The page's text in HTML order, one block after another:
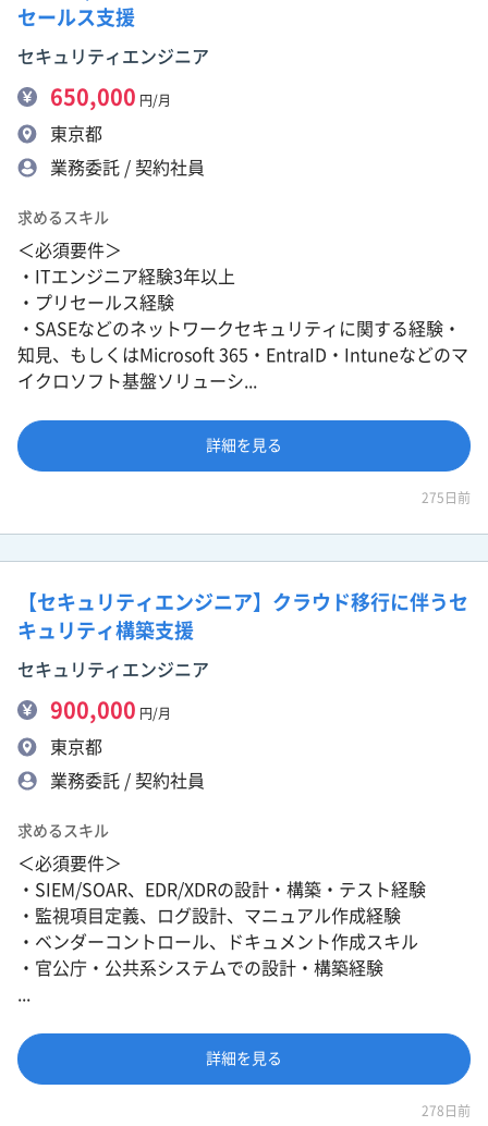
セールス支援
セキュリティエンジニア
650,000 円/月
東京都
業務委託 / 契約社員
求めるスキル
＜必須要件＞
・ITエンジニア経験3年以上
・プリセールス経験
・SASEなどのネットワークセキュリティに関する経験・
知見、もしくはMicrosoft 365・EntraID・Intuneなどのマ
イクロソフト基盤ソリューシ...
詳細を見る
275日前
【セキュリティエンジニア】クラウド移行に伴うセ
キュリティ構築支援
セキュリティエンジニア
900,000 円/月
東京都
業務委託 / 契約社員
求めるスキル
＜必須要件＞
・SIEM/SOAR、EDR/XDRの設計・構築・テスト経験
・監視項目定義、ログ設計、マニュアル作成経験
・ベンダーコントロール、ドキュメント作成スキル
・官公庁・公共系システムでの設計・構築経験
詳細を見る
278日前